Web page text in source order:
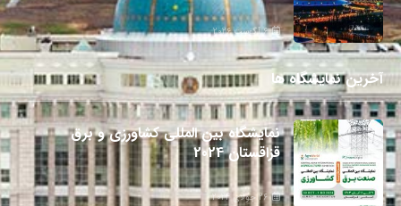
6 آگوست 2026
آخرین نمایشگاه ها
نمایشگاه بین المللی کشاورزی و برق
قزاقستان 2024
26 جولای 2024